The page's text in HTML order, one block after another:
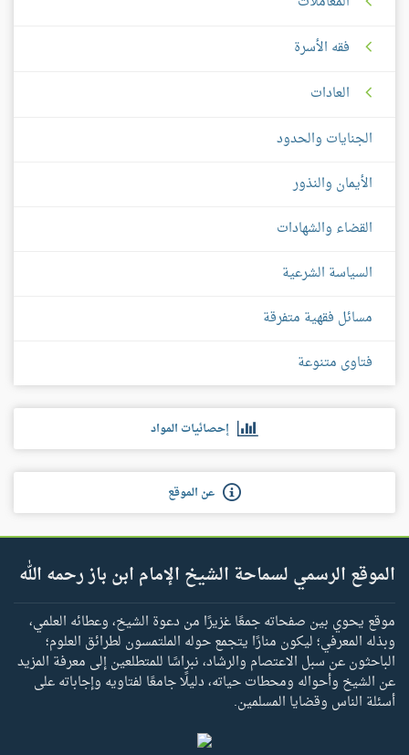
فقه الأسرة
العادات
الجنايات والحدود
الأيمان والنذور
القضاء والشهادات
السياسة الشرعية
مسائل فقهية متفرقة
فتاوى متنوعة
إحصائيات المواد
عن الموقع
الموقع الرسمي لسماحة الشيخ الإمام ابن باز رحمه الله
موقع يحوي بين صفحاته جمعًا غزيرًا من دعوة الشيخ، وعطائه العلمي،
وبذله المعرفي؛ ليكون منارًا يتجمع حوله الملتمسون لطرائق العلوم؛
الباحثون عن سبل الاعتصام والرشاد، نبراسًا للمتطلعين إلى معرفة المزيد
عن الشيخ وأحواله ومحطات حياته، دليلًا جامعًا لفتاويه وإجاباته على
أسئلة الناس وقضايا المسلمين.